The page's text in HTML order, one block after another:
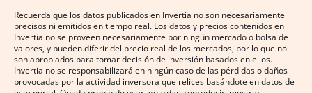
Recuerda que los datos publicados en Invertia no son necesariamente
precisos ni emitidos en tiempo real. Los datos y precios contenidos en
Invertia no se proveen necesariamente por ningún mercado o bolsa de
valores, y pueden diferir del precio real de los mercados, por lo que no
son apropiados para tomar decisión de inversión basados en ellos.
Invertia no se responsabilizará en ningún caso de las pérdidas o daños
provocadas por la actividad inversora que relices basándote en datos de